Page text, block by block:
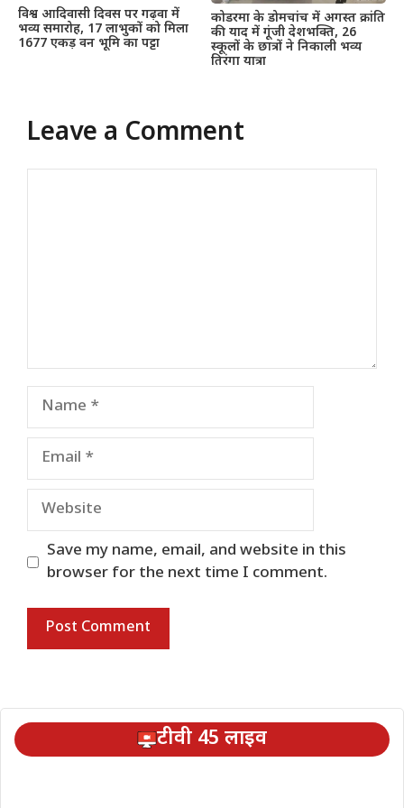
विश्व आदिवासी दिवस पर गढ़वा में
भव्य समारोह, 17 लाभुकों को मिला
1677 एकड़ वन भूमि का पट्टा
कोडरमा के डोमचांच में अगस्त क्रांति
की याद में गूंजी देशभक्ति, 26
स्कूलों के छात्रों ने निकाली भव्य
तिरंगा यात्रा
Leave a Comment
Name
Email
Website
Save my name, email, and website in this
browser for the next time I comment.
टीवी 45 लाइव